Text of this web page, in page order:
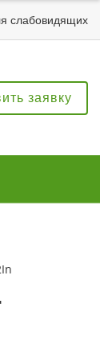
слабовидящих
заявку